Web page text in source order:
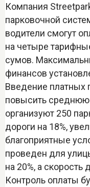
Компания
парковочной
водители смогут
на четыре
сумов.
финансов
Введение платных
повысить среднюю
организуют 250
дороги на 18%,
благоприятные
проведен для
на 20%, а
Контроль оплаты